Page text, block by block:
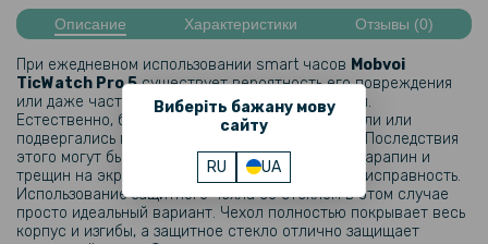
Виберіть бажану мову
сайту
RU UA
Описание Характеристики Отзывы (0)
При ежедневном использовании smart часов Mobvoi
TicWatch Pro 5существует вероятность его повреждения
или даже частичной потери привлекательности.
Естественно, бывали моменты, когда часы падали или
подвергались воздействию внешних факторов. Последствия
этого могут быть крайне отрицательными – от царапин и
трещин на экране и корпусе или вообще его неисправность.
Использование защитного чехла со стеклом в этом случае
просто идеальный вариант. Чехол полностью покрывает весь
корпус и изгибы, а защитное стекло отлично защищает